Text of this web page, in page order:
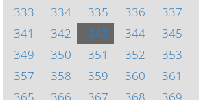
333
334 335 336 337
341
342 343 344 345
349
350 351 352 353
357
358 359 360 361